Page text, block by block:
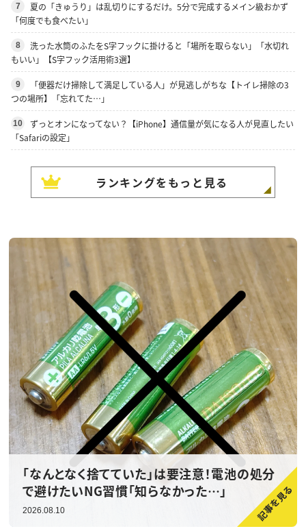
7
夏の「きゅうり」は乱切りにするだけ。5分で完成するメイン級おかず
「何度でも食べたい」
8
洗った水筒のふたをS字フックに掛けると「場所を取らない」「水切れ
もいい」【S字フック活用術3選】
9
「便器だけ掃除して満足している人」が見逃しがちな【トイレ掃除の3
つの場所】「忘れてた…」
10
ずっとオンになってない？【iPhone】通信量が気になる人が見直したい
「Safariの設定」
ランキングをもっと見る
「なんとなく捨てていた」は要注意！電池の処分
で避けたいNG習慣「知らなかった…」
2026.08.10